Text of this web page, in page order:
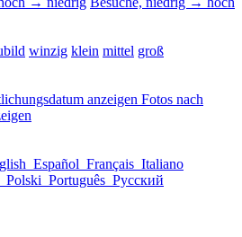
winzig klein mittel groß
anzeigen Fotos nach
Español Français Italiano
Polski Português Русский